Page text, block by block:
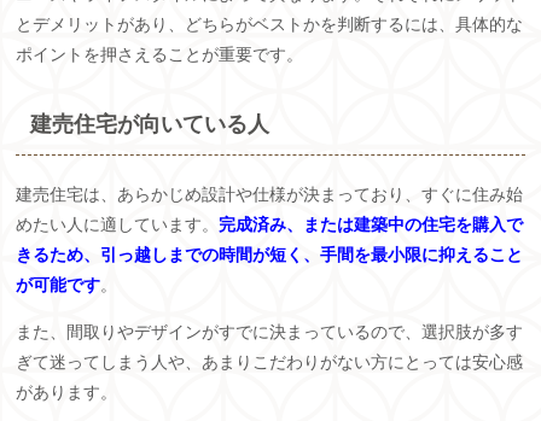
とデメリットがあり、どちらがベストかを判断するには、具体的な
ポイントを押さえることが重要です。
建売住宅が向いている人
建売住宅は、あらかじめ設計や仕様が決まっており、すぐに住み始
めたい人に適しています。 完成済み、または建築中の住宅を購入で
きるため、引っ越しまでの時間が短く、手間を最小限に抑えること
が可能です。
また、間取りやデザインがすでに決まっているので、選択肢が多す
ぎて迷ってしまう人や、あまりこだわりがない方にとっては安心感
があります。